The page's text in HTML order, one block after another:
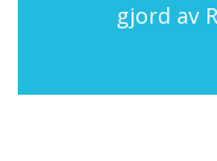
gjord av